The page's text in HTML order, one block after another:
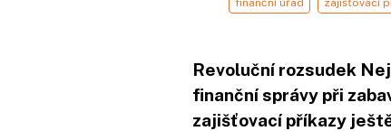
Revoluční rozsudek
finanční správy při
zajišťovací příkazy